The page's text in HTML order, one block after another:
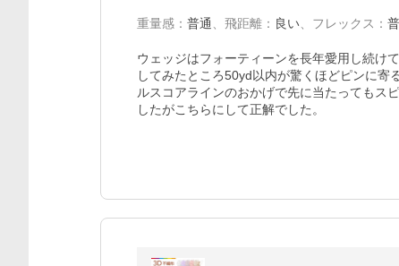
重量感 ： 普通 飛距離 ： 良い フレックス ：
ウェッジはフォーティーンを長年愛用し続け
してみたところ50yd以内が驚くほどピンに寄
ルスコアラインのおかげで先に当たってもス
したがこちらにして正解でした。